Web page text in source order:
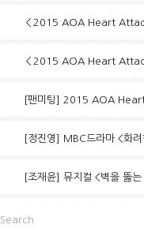
＜2015 AOA Heart
＜2015 AOA Heart
[팬미팅] 2015 AOA
[정진영] MBC드라마 <화려
[조재윤] 뮤지컬 <벽을 뚫
Search